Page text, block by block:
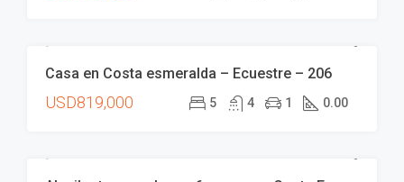
VENTA
Casa en Costa esmeralda – Ecuestre – 206
USD819,000 5 4 1 0.00